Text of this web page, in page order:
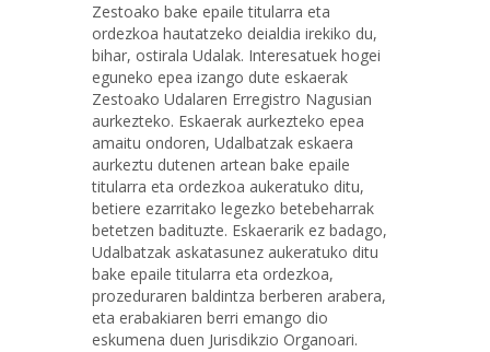
Zestoako bake epaile titularra eta
ordezkoa hautatzeko deialdia irekiko du,
bihar, ostirala Udalak. Interesatuek hogei
eguneko epea izango dute eskaerak
Zestoako Udalaren Erregistro Nagusian
aurkezteko. Eskaerak aurkezteko epea
amaitu ondoren, Udalbatzak eskaera
aurkeztu dutenen artean bake epaile
titularra eta ordezkoa aukeratuko ditu,
betiere ezarritako legezko betebeharrak
betetzen badituzte. Eskaerarik ez badago,
Udalbatzak askatasunez aukeratuko ditu
bake epaile titularra eta ordezkoa,
prozeduraren baldintza berberen arabera,
eta erabakiaren berri emango dio
eskumena duen Jurisdikzio Organoari.